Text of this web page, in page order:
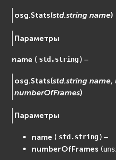
osgShadow
osgUtil
fs
ios
EVremoted
osg.Stats(std.string name)
Параметры
name ( std.string ) –
osg.Stats(std.string name,
numberOfFrames)
Параметры
name ( std.string ) –
numberOfFrames (